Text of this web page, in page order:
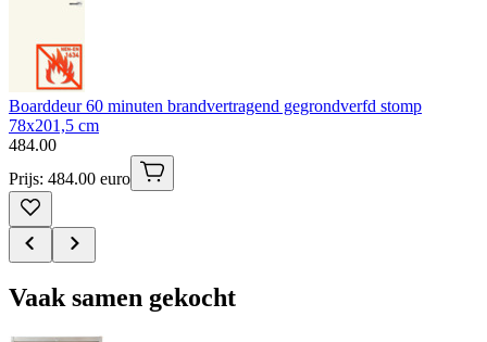
Boarddeur 60 minuten brandvertragend gegrondverfd stomp
78x201,5 cm
484.00
Prijs: 484.00 euro
Vaak samen gekocht